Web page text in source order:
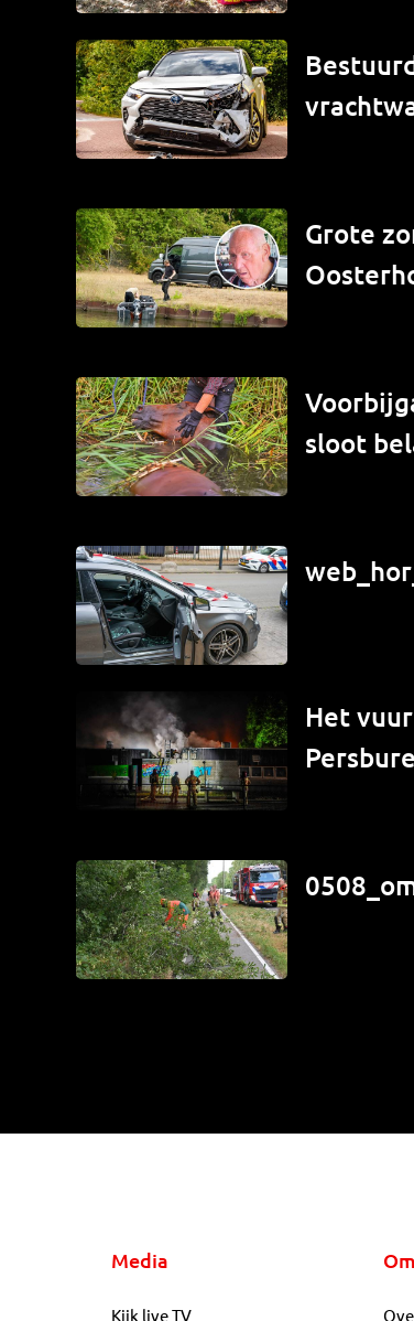
Grote
sloot
Het
Media
Kijk live TV